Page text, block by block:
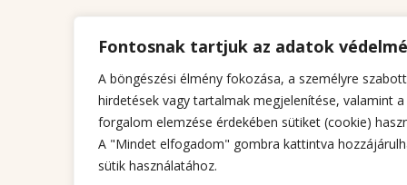
Fontosnak tartjuk az adatok
A böngészési élmény fokozása, a személyre szabott
hirdetések vagy tartalmak megjelenítése, valamint a
forgalom elemzése érdekében sütiket (cookie)
A "Mindet elfogadom" gombra kattintva
sütik használatához.